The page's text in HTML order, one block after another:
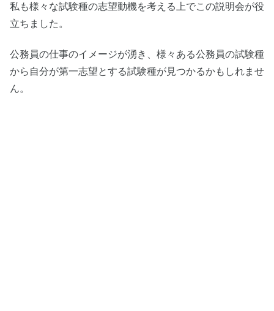
私も様々な試験種の志望動機を考える上でこの説明会が役
立ちました。
公務員の仕事のイメージが湧き、様々ある公務員の試験種
から自分が第一志望とする試験種が見つかるかもしれませ
ん。